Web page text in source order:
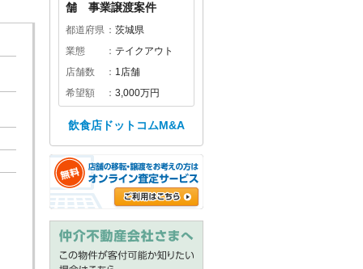
舗 事業譲渡案件
都道府県
茨城県
業態
テイクアウト
店舗数
1店舗
希望額
3,000万円
飲食店ドットコムM&A